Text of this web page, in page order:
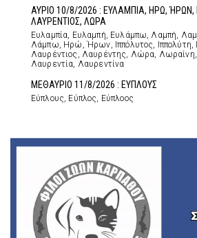
ΑΥΡΙΟ 10/8/2026 : ΕΥΛΑΜΠΙΑ, ΗΡΩ, ΉΡΩΝ,
ΛΑΥΡΕΝΤΙΟΣ, ΛΩΡΑ
Ευλαμπία, Ευλαμπή, Ευλάμπω, Λαμπή,
Λάμπω, Ηρώ, Ήρων, Ιππόλυτος, Ιππολύτη,
Λαυρέντιος, Λαυρέντης, Λώρα,
Λαυρεντία, Λαυρεντίνα
ΜΕΘΑΥΡΙΟ 11/8/2026 : ΕΥΠΛΟΥΣ
Εύπλους, Εύπλος, Εύπλοος